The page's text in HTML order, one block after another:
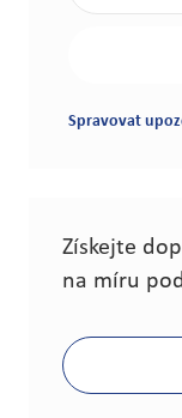
Spravovat
Získejte
na míru